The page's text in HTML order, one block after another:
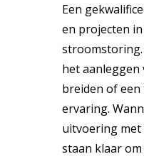
Een
en projecten
stroomstoring.
het aanleggen
breiden of
ervaring.
uitvoering met
staan klaar